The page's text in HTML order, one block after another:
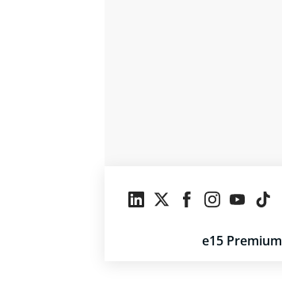
e15 Premium